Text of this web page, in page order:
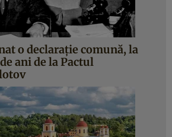
o declaraţie comună, la
ani de la Pactul